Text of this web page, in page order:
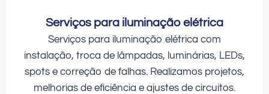
Serviços para iluminação elétrica
Serviços para iluminação elétrica com
instalação, troca de lâmpadas, luminárias, LEDs,
spots e correção de falhas. Realizamos projetos,
melhorias de eficiência e ajustes de circuitos.